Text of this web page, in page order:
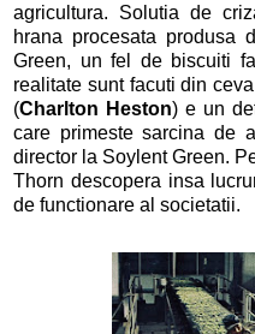
agricultura. Solutia de
hrana procesata produsa
Green, un fel de biscuiti
realitate sunt facuti din
(Charlton Heston) e un
care primeste sarcina de
director la Soylent Green.
Thorn descopera insa
de functionare al societatii.